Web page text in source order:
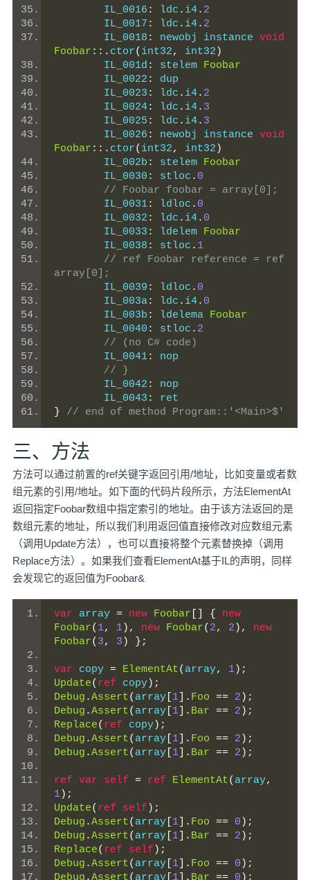
	IL_0016
: ldc . i4. 2
	IL_0017
: ldc . i4. 2
	IL_0018
: newobj instance void
Foobar ::. ctor( int32, int32 )
	IL_001d
: stelem Foobar
	IL_0022
:
dup
	IL_0023
: ldc . i4. 2
	IL_0024
: ldc . i4. 3
	IL_0025
: ldc . i4. 3
	IL_0026
: newobj instance void
Foobar ::. ctor( int32, int32 )
	IL_002b
: stelem Foobar
	IL_0030
: stloc . 0
// Foobar foobar = array[0];
	IL_0031
: ldloc . 0
	IL_0032
: ldc . i4. 0
	IL_0033
: ldelem Foobar
	IL_0038
: stloc . 1
// ref Foobar reference = ref
array[0];
	IL_0039
: ldloc . 0
	IL_003a
: ldc . i4. 0
	IL_003b
: ldelema Foobar
	IL_0040
: stloc . 2
// (no C# code)
	IL_0041
:
nop
// }
	IL_0042
:
nop
	IL_0043
:
ret
}
// end of method Program::'<Main>$'
三、方法
方法可以通过前置的ref关键字返回引用/地址，比如变量或者数
组元素的引用/地址。如下面的代码片段所示，方法ElementAt
返回指定Foobar数组中指定索引的地址。由于该方法返回的是
数组元素的地址，所以我们利用返回值直接修改对应数组元素
（调用Update方法），也可以直接将整个元素替换掉（调用
Replace方法）。如果我们查看ElementAt基于IL的声明，同样
会发现它的返回值为Foobar&
var array = new Foobar {
new
Foobar( 1, 1), new Foobar( 2, 2 ),
new
Foobar( 3, 3 ) };
var copy = ElementAt( array, 1);
Update( ref copy);
Debug .Assert( array 1 ]. Foo == 2 );
Debug .Assert( array 1 ]. Bar == 2 );
Replace( ref copy);
Debug .Assert( array 1 ]. Foo == 2 );
Debug .Assert( array 1 ]. Bar == 2 );
ref var self = ref ElementAt( array,
1);
Update( ref self );
Debug .Assert( array 1 ]. Foo == 0 );
Debug .Assert( array 1 ]. Bar == 2 );
Replace( ref self );
Debug .Assert( array 1 ]. Foo == 0 );
Debug .Assert( array 1 ]. Bar == 0 );